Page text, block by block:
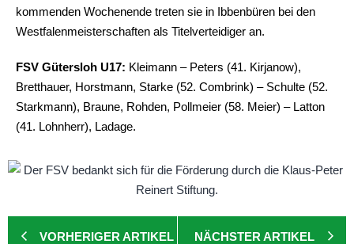
kommenden Wochenende treten sie in Ibbenbüren bei den
Westfalenmeisterschaften als Titelverteidiger an.
FSV Gütersloh U17: Kleimann – Peters (41. Kirjanow),
Bretthauer, Horstmann, Starke (52. Combrink) – Schulte (52.
Starkmann), Braune, Rohden, Pollmeier (58. Meier) – Latton
(41. Lohnherr), Ladage.
VORHERIGER ARTIKEL NÄCHSTER ARTIKEL